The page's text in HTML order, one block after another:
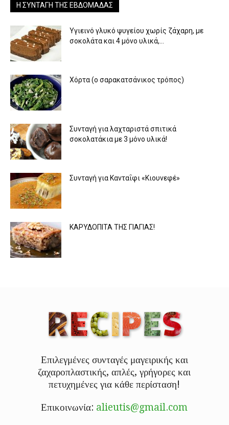
Η ΣΥΝΤΑΓΉ ΤΗΣ ΕΒΔΟΜΆΔΑΣ
Υγιεινό γλυκό ψυγείου χωρίς ζάχαρη, με
σοκολάτα και 4 μόνο υλικά,...
Χόρτα (ο σαρακατσάνικος τρόπος)
Συνταγή για λαχταριστά σπιτικά
σοκολατάκια με 3 μόνο υλικά!
Συνταγή για Κανταΐφι «Κιουνεφέ»
ΚΑΡΥΔΟΠΙΤΑ ΤΗΣ ΓΙΑΓΙΑΣ!
Επιλεγμένες συνταγές μαγειρικής και
ζαχαροπλαστικής, απλές, γρήγορες και
πετυχημένες για κάθε περίσταση!
Επικοινωνία: alieutis@gmail.com